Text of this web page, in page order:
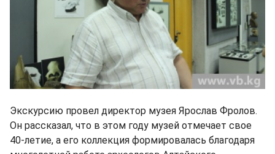
Экскурсию провел директор музея Ярослав Фролов.
Он рассказал, что в этом году музей отмечает свое
40-летие, а его коллекция формировалась благодаря